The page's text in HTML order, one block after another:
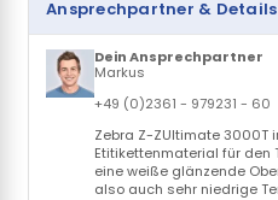
Ansprechpartner & Details
Dein Ansprechpartner
Markus
+49 (0)2361 - 979231 - 60
Zebra Z-ZUltimate 3000T
Etitikettenmaterial für den
eine weiße glänzende
also auch sehr niedrige